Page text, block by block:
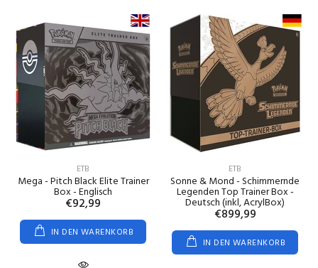
ETB
Mega - Pitch Black Elite Trainer
Box - Englisch
€92,99
IN DEN WARENKORB
ETB
Sonne & Mond - Schimmernde
Legenden Top Trainer Box -
Deutsch (inkl, AcrylBox)
€899,99
IN DEN WARENKORB